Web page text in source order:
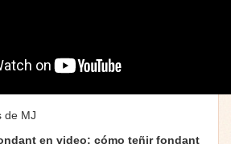
de MJ
en video: cómo teñir fondant